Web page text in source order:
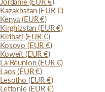
Kazakhstan(EUR €)
Kenya(EUR €)
Kirghizstan(EUR €)
Kiribati (EUR €)
Kosovo (EUR €)
Koweït (EUR €)
La Réunion(EUR €)
Laos(EUR €)
Lesotho (EUR €)
Lettonie (EUR €)